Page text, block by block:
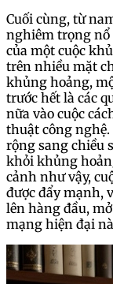
Cuối cùng, từ
nghiêm trọng nổ
của một cuộc
trên nhiều mặt
khủng hoảng,
trước hết là các
nữa vào cuộc
thuật công nghệ.
rộng sang chiều
khỏi khủng
cảnh như vậy,
được đẩy mạnh,
lên hàng đầu,
mạng hiện đại